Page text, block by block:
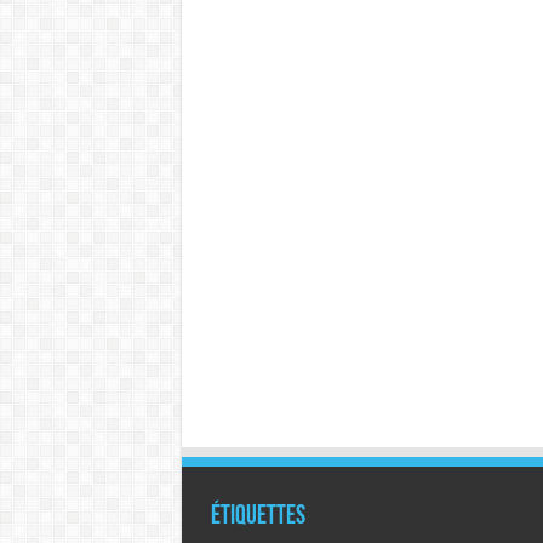
Étiquettes